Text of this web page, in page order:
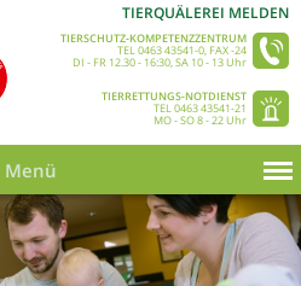
TIERQUÄLEREI MELDEN
TIERSCHUTZ-KOMPETENZZENTRUM
TEL 0463 43541-0, FAX -24
DI - FR 12.30 - 16:30, SA 10 - 13 Uhr
TIERRETTUNGS-NOTDIENST
TEL 0463 43541-21
MO - SO 8 - 22 Uhr
Menü